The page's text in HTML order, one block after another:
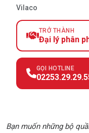
Vilaco
TRỞ THÀNH
Đại lý phân
GỌI HOTLINE
Bạn muốn những bộ